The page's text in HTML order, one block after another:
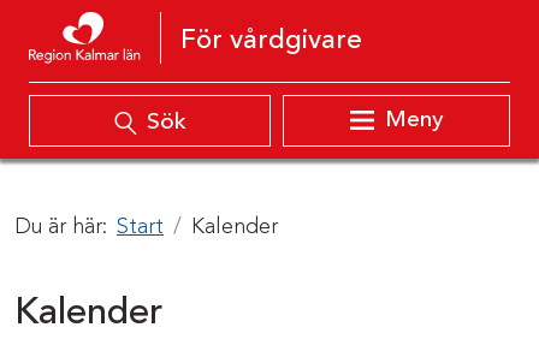
Hoppa till innehåll
För vårdgivare
Sök Meny
Du är här: Start Kalender
Kalender